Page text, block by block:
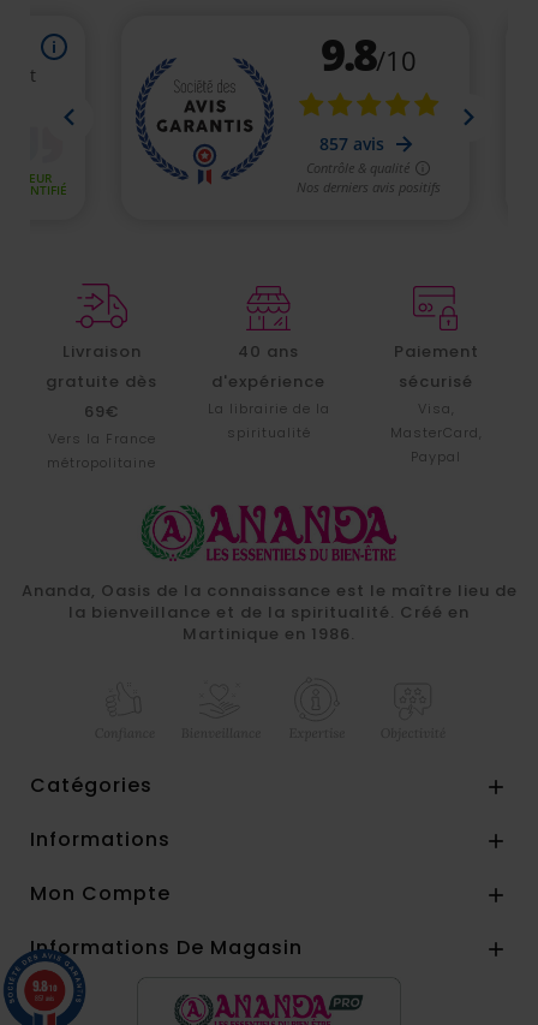
Livraison
gratuite dès
69€
Vers la France
métropolitaine
40 ans
d'expérience
La librairie de la
spiritualité
Paiement
sécurisé
Visa,
MasterCard,
Paypal
Ananda, Oasis de la connaissance est le maître lieu de
la bienveillance et de la spiritualité. Créé en
Martinique en 1986.
Catégories 
Informations 
Mon Compte 
Informations De Magasin 
9.8/10
857 avis